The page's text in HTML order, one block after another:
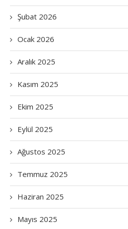
Şubat 2026
Ocak 2026
Aralık 2025
Kasım 2025
Ekim 2025
Eylül 2025
Ağustos 2025
Temmuz 2025
Haziran 2025
Mayıs 2025